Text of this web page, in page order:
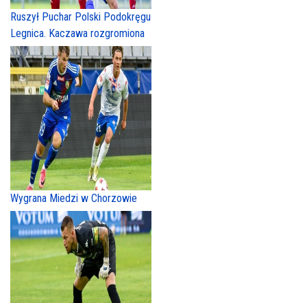
Ruszył Puchar Polski Podokręgu
Legnica. Kaczawa rozgromiona
Wygrana Miedzi w Chorzowie